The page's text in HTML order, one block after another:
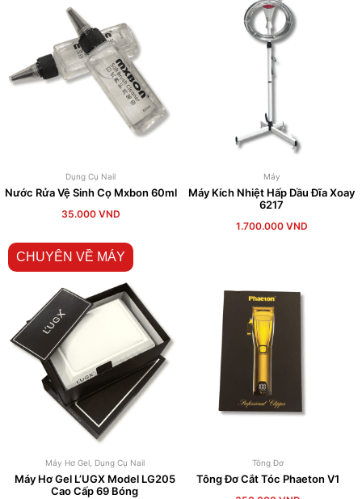
Dụng Cụ Nail
Nước Rửa Vệ Sinh Cọ Mxbon 60ml
35.000 VND
Máy
Máy Kích Nhiệt Hấp Dầu Đĩa Xoay
6217
1.700.000 VND
CHUYÊN VỀ MÁY
Máy Hơ Gel, Dụng Cụ Nail
Máy Hơ Gel L’UGX Model LG205
Cao Cấp 69 Bóng
Tông Đơ
Tông Đơ Cắt Tóc Phaeton V1